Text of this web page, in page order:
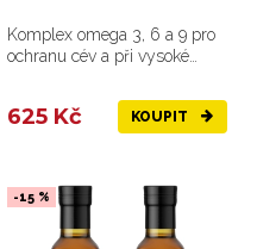
Komplex omega 3, 6 a 9 pro
ochranu cév a při vysoké
625 Kč KOUPIT
-15 %